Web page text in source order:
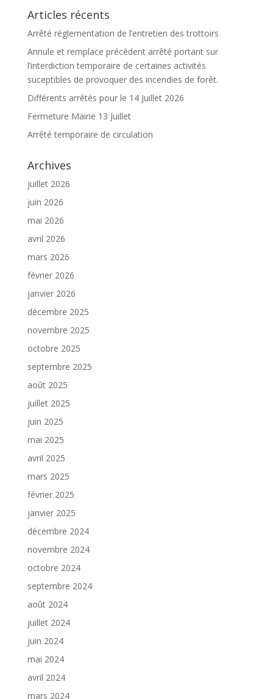
Articles récents
Arrêté réglementation de l’entretien des trottoirs
Annule et remplace précédent arrêté portant sur
l’interdiction temporaire de certaines activités
suceptibles de provoquer des incendies de forêt.
Différents arrêtés pour le 14 Juillet 2026
Fermeture Mairie 13 Juillet
Arrêté temporaire de circulation
Archives
juillet 2026
juin 2026
mai 2026
avril 2026
mars 2026
février 2026
janvier 2026
décembre 2025
novembre 2025
octobre 2025
septembre 2025
août 2025
juillet 2025
juin 2025
mai 2025
avril 2025
mars 2025
février 2025
janvier 2025
décembre 2024
novembre 2024
octobre 2024
septembre 2024
août 2024
juillet 2024
juin 2024
mai 2024
avril 2024
mars 2024